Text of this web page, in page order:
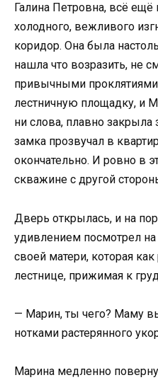
Галина Петровна, всё ещё
холодного, вежливого
коридор. Она была
нашла что возразить, не
привычными
лестничную площадку, и
ни слова, плавно
замка прозвучал в
окончательно. И ровно в
скважине с другой
Дверь открылась, и на
удивлением посмотрел
своей матери, которая как
лестнице, прижимая к
— Марин, ты чего? Маму
нотками растерянного
Марина медленно